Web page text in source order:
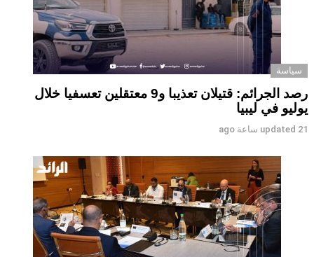
سياسة
رصد الجرائم: قتيلان تعذيبا و9 معتقلين تعسفيا خلال
يوليو في ليبيا
updated 21 ساعة ago